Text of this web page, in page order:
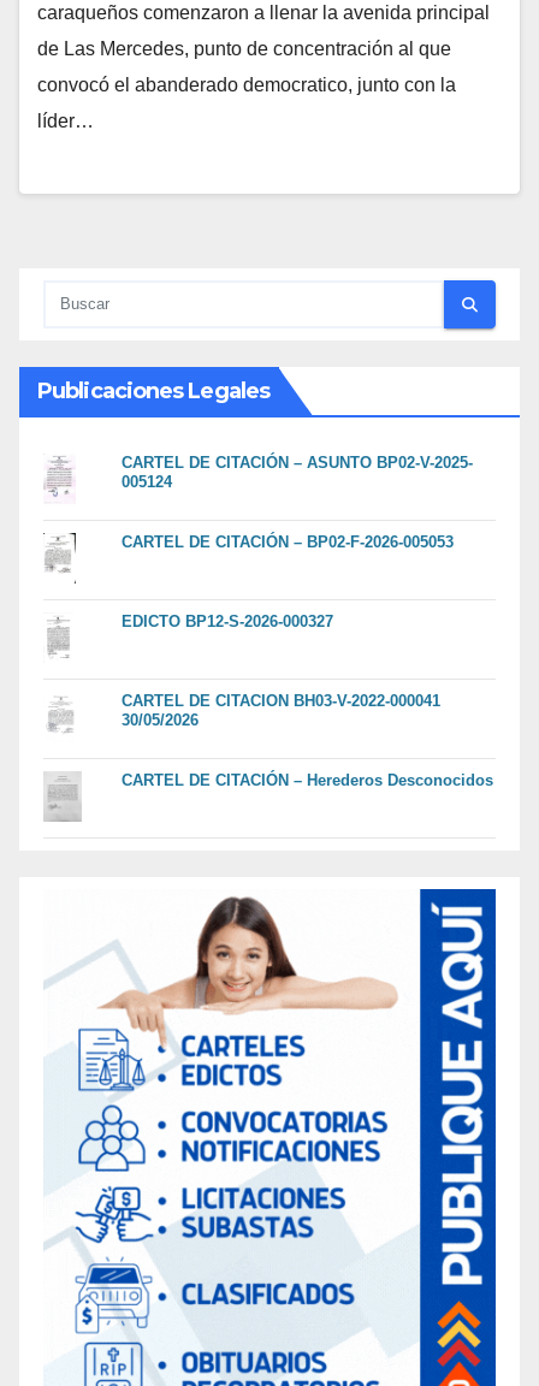
caraqueños comenzaron a llenar la avenida principal
de Las Mercedes, punto de concentración al que
convocó el abanderado democratico, junto con la
líder…
Publicaciones Legales
CARTEL DE CITACIÓN – ASUNTO BP02-V-2025-
005124
CARTEL DE CITACIÓN – BP02-F-2026-005053
EDICTO BP12-S-2026-000327
CARTEL DE CITACION BH03-V-2022-000041
30/05/2026
CARTEL DE CITACIÓN – Herederos Desconocidos